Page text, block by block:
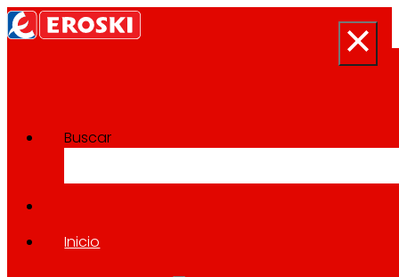
Buscar
Inicio
Sala de prensa
Volver a todas las noticias